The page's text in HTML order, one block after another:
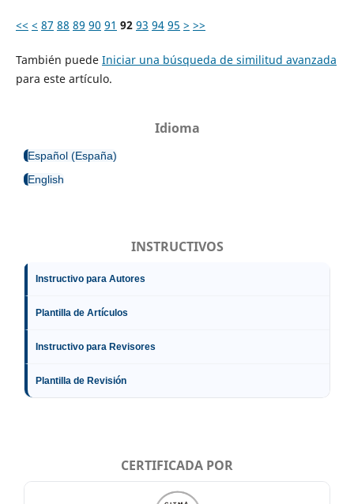
<< < 87 88 89 90 91 92 93 94 95 > >>
También puede Iniciar una búsqueda de similitud avanzada
para este artículo.
Idioma
Español (España)
English
INSTRUCTIVOS
Instructivo para Autores
Plantilla de Artículos
Instructivo para Revisores
Plantilla de Revisión
CERTIFICADA POR